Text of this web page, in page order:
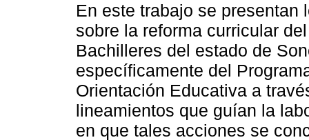
En este trabajo se presentan
sobre la reforma curricular
Bachilleres del estado de
específicamente del
Orientación Educativa a
lineamientos que guían la
en que tales acciones se